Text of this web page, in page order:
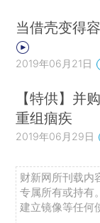
当借壳变得
2019年06月21日
【特供】并
重组痼疾
2019年06月29日
财新网所刊载内
专属所有或持有
建立镜像等任何